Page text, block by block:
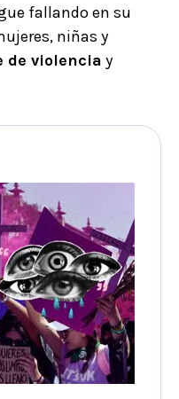
fallando en su
niñas y
de violencia y